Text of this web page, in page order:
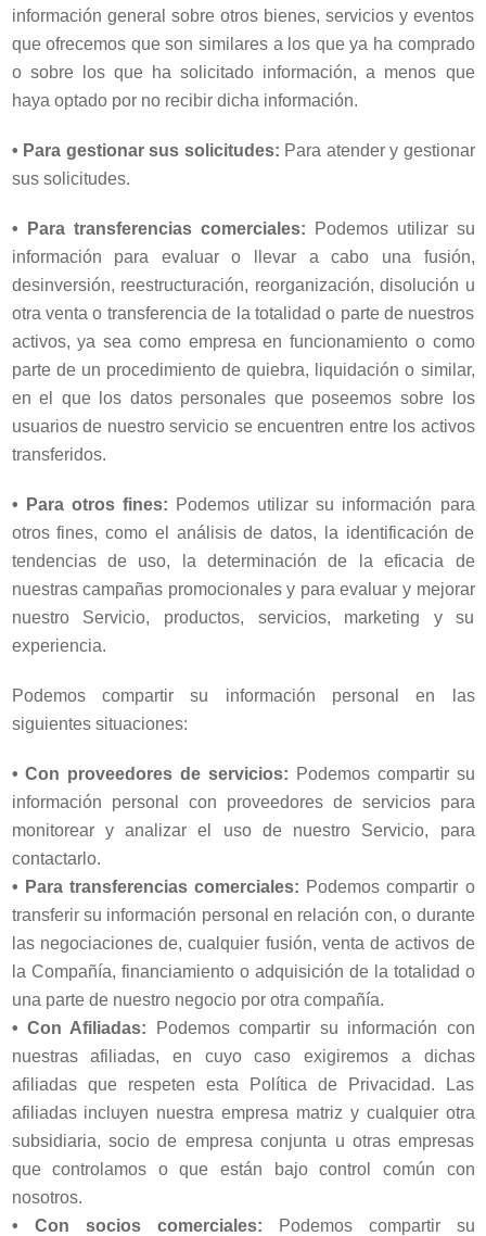
información general sobre otros bienes, servicios y eventos
que ofrecemos que son similares a los que ya ha comprado
o sobre los que ha solicitado información, a menos que
haya optado por no recibir dicha información.
• Para gestionar sus solicitudes: Para atender y gestionar
sus solicitudes.
• Para transferencias comerciales: Podemos utilizar su
información para evaluar o llevar a cabo una fusión,
desinversión, reestructuración, reorganización, disolución u
otra venta o transferencia de la totalidad o parte de nuestros
activos, ya sea como empresa en funcionamiento o como
parte de un procedimiento de quiebra, liquidación o similar,
en el que los datos personales que poseemos sobre los
usuarios de nuestro servicio se encuentren entre los activos
transferidos.
• Para otros fines: Podemos utilizar su información para
otros fines, como el análisis de datos, la identificación de
tendencias de uso, la determinación de la eficacia de
nuestras campañas promocionales y para evaluar y mejorar
nuestro Servicio, productos, servicios, marketing y su
experiencia.
Podemos compartir su información personal en las
siguientes situaciones:
• Con proveedores de servicios: Podemos compartir su
información personal con proveedores de servicios para
monitorear y analizar el uso de nuestro Servicio, para
contactarlo.
• Para transferencias comerciales: Podemos compartir o
transferir su información personal en relación con, o durante
las negociaciones de, cualquier fusión, venta de activos de
la Compañía, financiamiento o adquisición de la totalidad o
una parte de nuestro negocio por otra compañía.
• Con Afiliadas: Podemos compartir su información con
nuestras afiliadas, en cuyo caso exigiremos a dichas
afiliadas que respeten esta Política de Privacidad. Las
afiliadas incluyen nuestra empresa matriz y cualquier otra
subsidiaria, socio de empresa conjunta u otras empresas
que controlamos o que están bajo control común con
nosotros.
• Con socios comerciales: Podemos compartir su